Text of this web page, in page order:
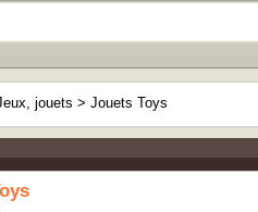
jouets > Jouets Toys